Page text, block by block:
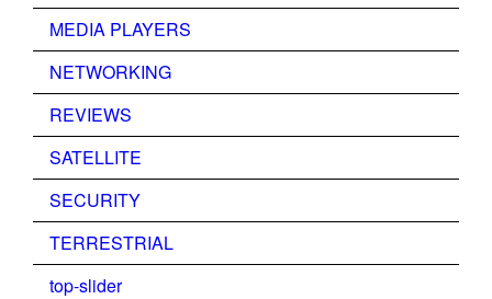
MEDIA PLAYERS
NETWORKING
REVIEWS
SATELLITE
SECURITY
TERRESTRIAL
top-slider